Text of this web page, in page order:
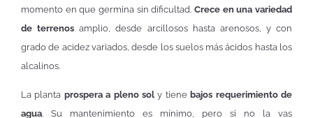
momento en que germina sin dificultad. Crece en una variedad
de terrenos amplio, desde arcillosos hasta arenosos, y con
grado de acidez variados, desde los suelos más ácidos hasta los
alcalinos.
La planta prospera a pleno soly tiene bajos requerimiento de
agua. Su mantenimiento es mínimo, pero si no la vas